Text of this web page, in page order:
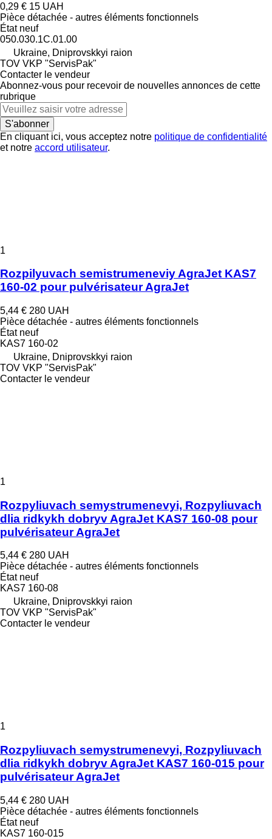
0,29 € 15 UAH
Pièce détachée - autres éléments fonctionnels
Étatneuf
050.030.1С.01.00
Ukraine, Dniprovskkyi raion
TOV VKP "ServisPak"
Contacter le vendeur
Abonnez-vous pour recevoir de nouvelles annonces de cette
rubrique
S'abonner
En cliquant ici, vous acceptez notre politique de confidentialité
et notre accord utilisateur.
1
Rozpilyuvach semistrumeneviy AgraJet KAS7
160-02 pour pulvérisateur AgraJet
5,44 € 280 UAH
Pièce détachée - autres éléments fonctionnels
Étatneuf
KAS7 160-02
Ukraine, Dniprovskkyi raion
TOV VKP "ServisPak"
Contacter le vendeur
1
Rozpyliuvach semystrumenevyi, Rozpyliuvach
dlia ridkykh dobryv AgraJet KAS7 160-08 pour
pulvérisateur AgraJet
5,44 € 280 UAH
Pièce détachée - autres éléments fonctionnels
Étatneuf
KAS7 160-08
Ukraine, Dniprovskkyi raion
TOV VKP "ServisPak"
Contacter le vendeur
1
Rozpyliuvach semystrumenevyi, Rozpyliuvach
dlia ridkykh dobryv AgraJet KAS7 160-015 pour
pulvérisateur AgraJet
5,44 € 280 UAH
Pièce détachée - autres éléments fonctionnels
Étatneuf
KAS7 160-015